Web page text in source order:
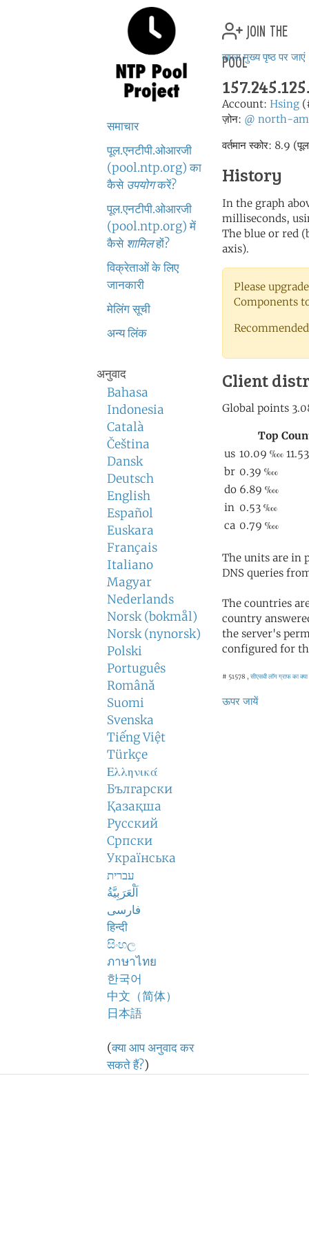
समाचार
पूल.एनटीपी.ओआरजी
(pool.ntp.org) का
कैसे उपयोगकरें?
पूल.एनटीपी.ओआरजी
(pool.ntp.org) में
कैसे शामिलहों?
विक्रेताओं के लिए
जानकारी
मेलिंग सूची
अन्य लिंक
अनुवाद
Bahasa
Indonesia
Català
Čeština
Dansk
Deutsch
English
Español
Euskara
Français
Italiano
Magyar
Nederlands
Norsk (bokmål)
Norsk (nynorsk)
Polski
Português
Română
Suomi
Svenska
Tiếng Việt
Türkçe
Ελληνικά
Български
Қазақша
Русский
Српски
Українська
עברית
اَلْعَرَبِيَّةُ
فارسی
हिन्दी
සිංහල
ภาษาไทย
한국어
中文（简体）
日本語
(क्या आप अनुवाद कर
सकते हैं?)
join the
pool
वापस मुख्य पृष्ठ पर जाएं
Account: Hsing
ज़ोन: @ north-
वर्तमान स्कोर: 8.9
History
In the graph
milliseconds,
The blue or red
axis).
Please
Components
Client
The units are in
DNS queries
The countries
country
the server's
configured for
# 51578 , सीएसवी लॉगग्राफ का
ऊपर जायें